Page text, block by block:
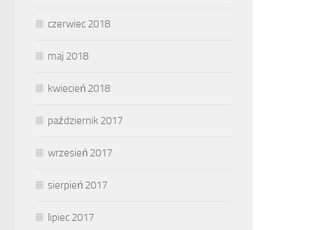
czerwiec 2018
maj 2018
kwiecień 2018
październik 2017
wrzesień 2017
sierpień 2017
lipiec 2017